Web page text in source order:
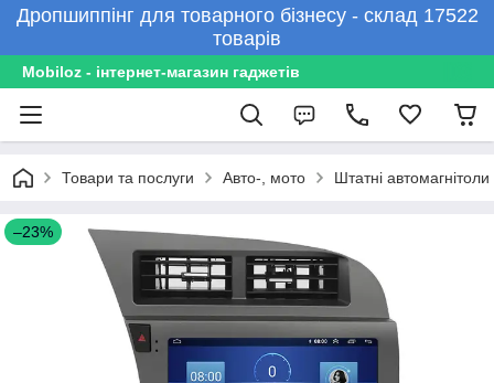
Дропшиппінг для товарного бізнесу - склад 17522
товарів
Mobiloz - інтернет-магазин гаджетів
Товари та послуги Авто-, мото Штатні автомагнітоли
–23%